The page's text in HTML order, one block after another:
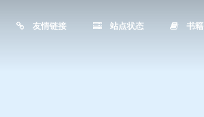
友情链接 站点状态 书籍